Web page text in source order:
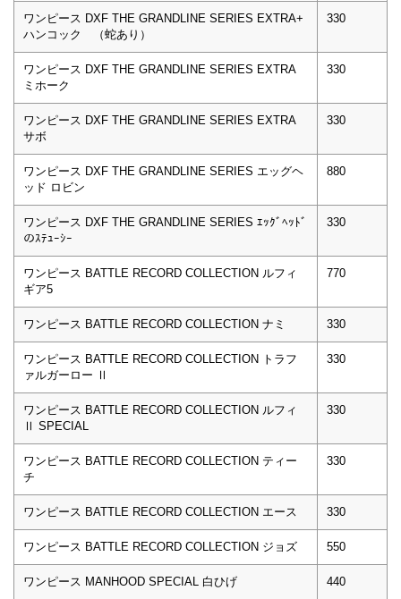
ワンピース DXF THE GRANDLINE SERIES EXTRA+
ハンコック （蛇あり）
330
ワンピース DXF THE GRANDLINE SERIES EXTRA
ミホーク
330
ワンピース DXF THE GRANDLINE SERIES EXTRA
サボ
330
ワンピース DXF THE GRANDLINE SERIES エッグヘ
ッド ロビン
880
ワンピース DXF THE GRANDLINE SERIES ｴｯｸﾞﾍｯﾄﾞ
のｽﾃｭｰｼｰ
330
ワンピース BATTLE RECORD COLLECTION ルフィ
ギア5
770
ワンピース BATTLE RECORD COLLECTION ナミ 330
ワンピース BATTLE RECORD COLLECTION トラフ
ァルガーロー Ⅱ
330
ワンピース BATTLE RECORD COLLECTION ルフィ
Ⅱ SPECIAL
330
ワンピース BATTLE RECORD COLLECTION ティー
チ
330
ワンピース BATTLE RECORD COLLECTION エース 330
ワンピース BATTLE RECORD COLLECTION ジョズ 550
ワンピース MANHOOD SPECIAL 白ひげ 440